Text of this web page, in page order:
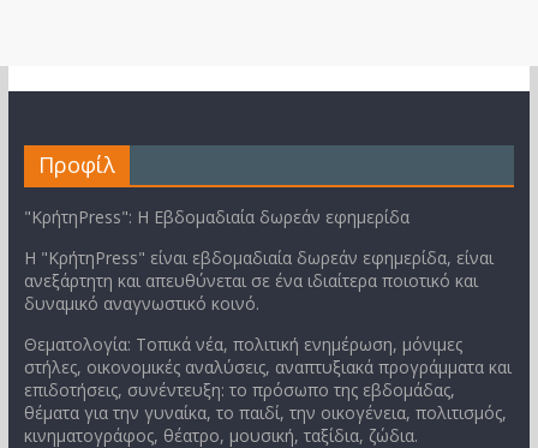
Προφίλ
"ΚρήτηPress": Η Εβδομαδιαία δωρεάν εφημερίδα
Η "ΚρήτηPress" είναι εβδομαδιαία δωρεάν εφημερίδα, είναι
ανεξάρτητη και απευθύνεται σε ένα ιδιαίτερα ποιοτικό και
δυναμικό αναγνωστικό κοινό.
Θεματολογία: Τοπικά νέα, πολιτική ενημέρωση, μόνιμες
στήλες, οικονομικές αναλύσεις, αναπτυξιακά προγράμματα και
επιδοτήσεις, συνέντευξη: το πρόσωπο της εβδομάδας,
θέματα για την γυναίκα, το παιδί, την οικογένεια, πολιτισμός,
κινηματογράφος, θέατρο, μουσική, ταξίδια, ζώδια.